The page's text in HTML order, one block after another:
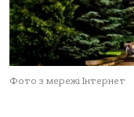
Фото з мережі Інтернет